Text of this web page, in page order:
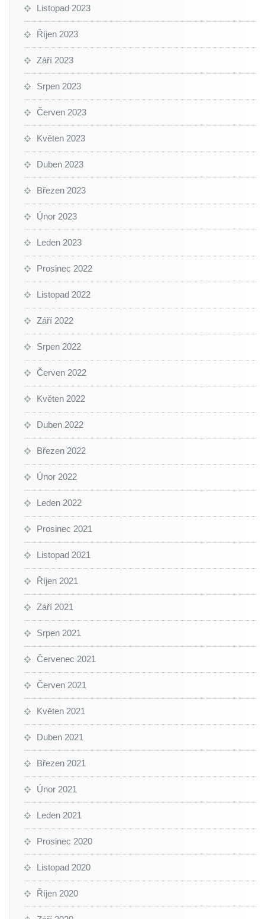
Listopad 2023
Říjen 2023
Září 2023
Srpen 2023
Červen 2023
Květen 2023
Duben 2023
Březen 2023
Únor 2023
Leden 2023
Prosinec 2022
Listopad 2022
Září 2022
Srpen 2022
Červen 2022
Květen 2022
Duben 2022
Březen 2022
Únor 2022
Leden 2022
Prosinec 2021
Listopad 2021
Říjen 2021
Září 2021
Srpen 2021
Červenec 2021
Červen 2021
Květen 2021
Duben 2021
Březen 2021
Únor 2021
Leden 2021
Prosinec 2020
Listopad 2020
Říjen 2020